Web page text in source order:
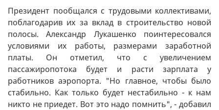
Президент пообщался с трудовыми коллективами,
поблагодарив их за вклад в строительство новой
полосы. Александр Лукашенко поинтересовался
условиями их работы, размерами заработной
платы. Он отметил, что с увеличением
пассажиропотока будет и расти зарплата у
работников аэропорта. "Но главное, чтобы было
стабильно. Как только будет нестабильно - к нам
никто не приедет. Вот это надо помнить", - добавил